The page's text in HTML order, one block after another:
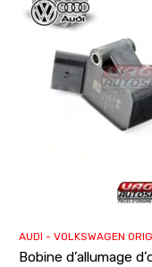
AUDI - VOLKSWAGEN
Bobine d’allumage